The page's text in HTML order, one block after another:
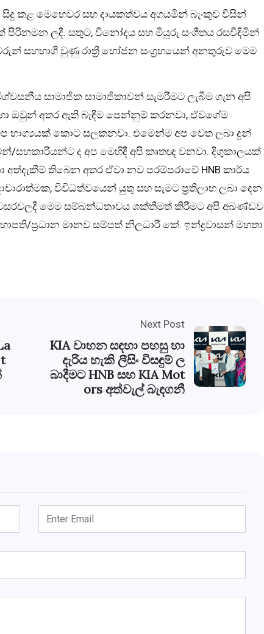
සිදු කළ මෙහෙවර සහ දායකත්වය අගයමින් බැංකුව විසින්
ලදී. සතුට, විනෝදය සහ මියුරු සංගීතය රසවිඳිමින්
සහභාගී වුණු රාත්‍රී භෝජන සංග්‍රහයෙන් අනතුරුව මෙම
සාමාජික සාමාජිකාවන් සැමරීමට ලැබීම ගැන අපි
ඔවුන් අතර ඇති බැඳීම පෙන්නුම් කරනවා, ඒවගේම
භාග්‍යයක් කොට සලකනවා. එමෙන්ම අප වෙත ලබා දුන්
ද අප මෙහිදී අපි කෘතඥ වනවා. දිගුකාලයක්
තිබෙන අතර ඒවා නව පරම්පරාවේ HNB කාර්ය
විවිධත්වයෙන් යුතු සහ සැමට ප්‍රතිලාභ ලබා දෙන
වසරවලදී මෙම සම්බන්ධතාවය ශක්තිමත් කිරීමට අපි අඛණ්ඩව
ප්‍රධාන මානව සම්පත් නිලධාරී කේ. ඉන්ද්‍රවාසන් මහතා
Next Post
KIA වාහන සඳහා පහසු හා
දැරිය හැකි ලීසිං විසඳුම් ල
බාදීමට HNB සහ KIA Mot
ors අත්වැල් බැඳගනී